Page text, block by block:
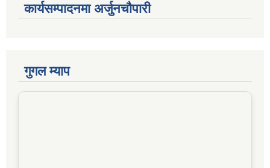
कार्यसम्पादनमा अर्जुनचौपारी
गुगल म्याप